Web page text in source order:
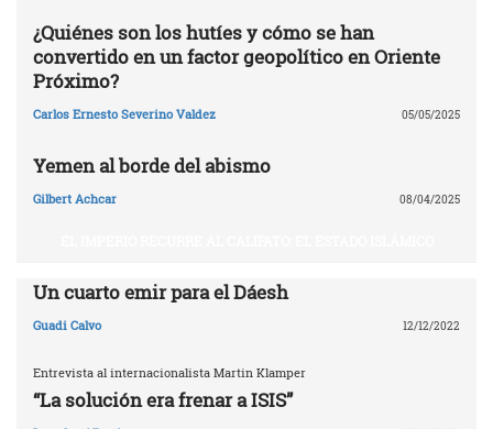
¿Quiénes son los hutíes y cómo se han
convertido en un factor geopolítico en Oriente
Próximo?
Carlos Ernesto Severino Valdez 05/05/2025
Yemen al borde del abismo
Gilbert Achcar 08/04/2025
Un cuarto emir para el Dáesh
Guadi Calvo 12/12/2022
Entrevista al internacionalista Martin Klamper
“La solución era frenar a ISIS”